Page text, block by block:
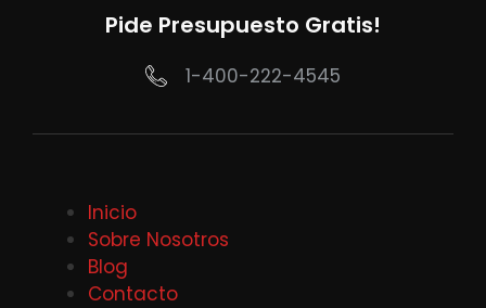
Pide Presupuesto Gratis!
1-400-222-4545
Inicio
Sobre Nosotros
Blog
Contacto